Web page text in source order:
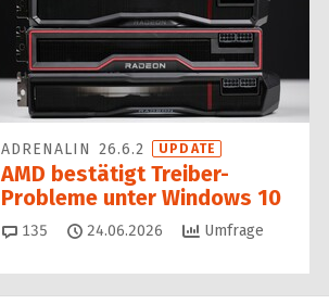
ADRENALIN 26.6.2 UPDATE
AMD bestätigt Treiber-
Probleme unter Windows 10
135 Kommentare
24.06.2026 Umfrage